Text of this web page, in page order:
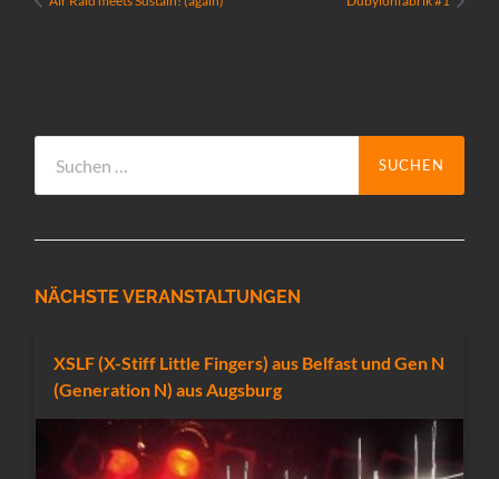
nach:
NÄCHSTE VERANSTALTUNGEN
XSLF (X-Stiff Little Fingers) aus Belfast und Gen N
(Generation N) aus Augsburg